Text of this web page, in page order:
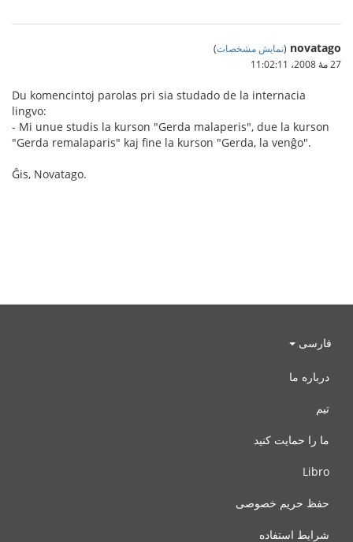
novatago
(نمایش مشخصات)
27 مهٔ 2008،‏ 11:02:11
Du komencintoj parolas pri sia studado de la internacia
lingvo:
- Mi unue studis la kurson "Gerda malaperis", due la kurson
"Gerda remalaparis" kaj fine la kurson "Gerda, la venĝo".
Ĝis, Novatago.
فارسی
درباره ما
تیم
ما را حمایت کنید
Libro
حفظ حریم خصوصی
شرایط استفاده